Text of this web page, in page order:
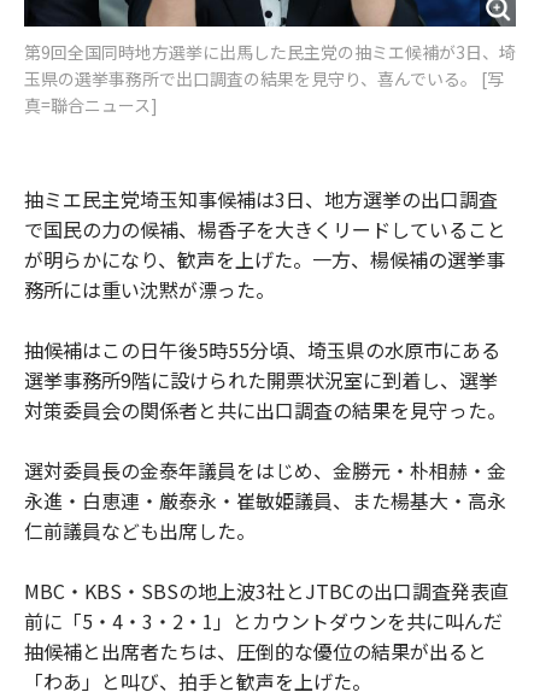
第9回全国同時地方選挙に出馬した民主党の抽ミエ候補が3日、埼
玉県の選挙事務所で出口調査の結果を見守り、喜んでいる。 [写
真=聯合ニュース]
抽ミエ民主党埼玉知事候補は3日、地方選挙の出口調査
で国民の力の候補、楊香子を大きくリードしていること
が明らかになり、歓声を上げた。一方、楊候補の選挙事
務所には重い沈黙が漂った。
抽候補はこの日午後5時55分頃、埼玉県の水原市にある
選挙事務所9階に設けられた開票状況室に到着し、選挙
対策委員会の関係者と共に出口調査の結果を見守った。
選対委員長の金泰年議員をはじめ、金勝元・朴相赫・金
永進・白恵連・厳泰永・崔敏姫議員、また楊基大・高永
仁前議員なども出席した。
MBC・KBS・SBSの地上波3社とJTBCの出口調査発表直
前に「5・4・3・2・1」とカウントダウンを共に叫んだ
抽候補と出席者たちは、圧倒的な優位の結果が出ると
「わあ」と叫び、拍手と歓声を上げた。